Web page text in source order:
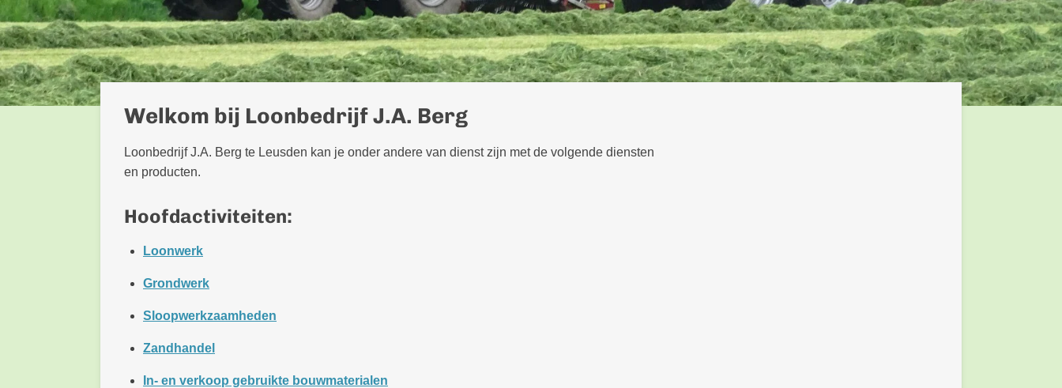
Welkom bij Loonbedrijf J.A. Berg
Loonbedrijf J.A. Berg te Leusden kan je onder andere van dienst zijn met de volgende diensten
en producten.
Hoofdactiviteiten:
Loonwerk
Grondwerk
Sloopwerkzaamheden
Zandhandel
In- en verkoop gebruikte bouwmaterialen